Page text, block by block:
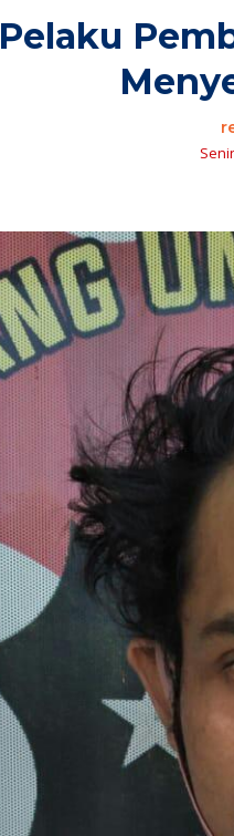
Pelaku